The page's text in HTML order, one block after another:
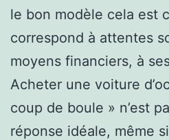
le bon modèle cela est
correspond à attentes
moyens financiers, à
Acheter une voiture
coup de boule » n’est
réponse idéale, même